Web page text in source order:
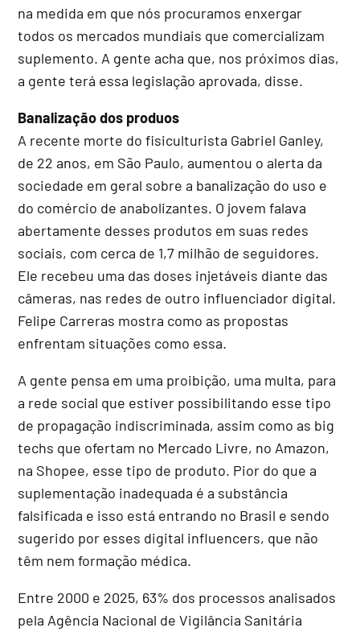
na medida em que nós procuramos enxergar
todos os mercados mundiais que comercializam
suplemento. A gente acha que, nos próximos dias,
a gente terá essa legislação aprovada, disse.
Banalização dos produos
A recente morte do fisiculturista Gabriel Ganley,
de 22 anos, em São Paulo, aumentou o alerta da
sociedade em geral sobre a banalização do uso e
do comércio de anabolizantes. O jovem falava
abertamente desses produtos em suas redes
sociais, com cerca de 1,7 milhão de seguidores.
Ele recebeu uma das doses injetáveis diante das
câmeras, nas redes de outro influenciador digital.
Felipe Carreras mostra como as propostas
enfrentam situações como essa.
A gente pensa em uma proibição, uma multa, para
a rede social que estiver possibilitando esse tipo
de propagação indiscriminada, assim como as big
techs que ofertam no Mercado Livre, no Amazon,
na Shopee, esse tipo de produto. Pior do que a
suplementação inadequada é a substância
falsificada e isso está entrando no Brasil e sendo
sugerido por esses digital influencers, que não
têm nem formação médica.
Entre 2000 e 2025, 63% dos processos analisados
pela Agência Nacional de Vigilância Sanitária